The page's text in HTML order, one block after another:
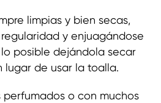
limpias y bien secas,
y enjuagándose
posible dejándola secar
lugar de usar la toalla.
perfumados o con muchos